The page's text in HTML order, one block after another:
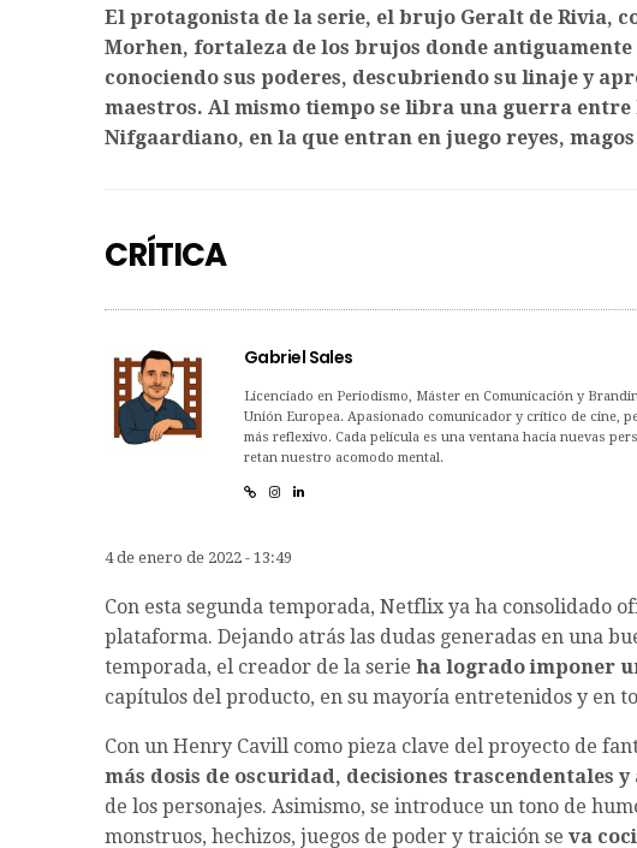
El protagonista de la serie, el brujo Geralt de Rivia,
Morhen, fortaleza de los brujos donde
conociendo sus poderes, descubriendo su linaje y
maestros. Al mismo tiempo se libra una guerra entre
Nifgaardiano, en la que entran en juego reyes,
CRÍTICA
Gabriel Sales
Licenciado en Periodismo, Máster en Comunicación y
Unión Europea. Apasionado comunicador y crítico de cine,
más reflexivo. Cada película es una ventana hacia nuevas
retan nuestro acomodo mental.
4 de enero de 2022 - 13:49
Con esta segunda temporada, Netflix ya ha consolidado
plataforma. Dejando atrás las dudas generadas en una
temporada, el creador de la serie ha logrado imponer
capítulos del producto, en su mayoría entretenidos y en
Con un Henry Cavill como pieza clave del proyecto de
más dosis de oscuridad, decisiones trascendentales
de los personajes. Asimismo, se introduce un tono de
monstruos, hechizos, juegos de poder y traición se va